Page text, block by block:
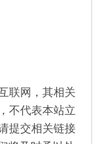
联网，其相关
不代表本站立
提交相关链接